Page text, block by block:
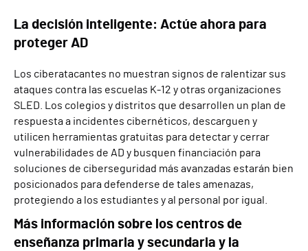
La decisión inteligente: Actúe ahora para
proteger AD
Los ciberatacantes no muestran signos de ralentizar sus
ataques contra las escuelas K-12 y otras organizaciones
SLED. Los colegios y distritos que desarrollen un plan de
respuesta a incidentes cibernéticos, descarguen y
utilicen herramientas gratuitas para detectar y cerrar
vulnerabilidades de AD y busquen financiación para
soluciones de ciberseguridad más avanzadas estarán bien
posicionados para defenderse de tales amenazas,
protegiendo a los estudiantes y al personal por igual.
Más información sobre los centros de
enseñanza primaria y secundaria y la